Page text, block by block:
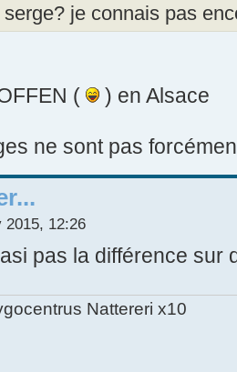
je connais pas
( ) en Alsace
ne sont pas
2015, 12:26
pas la différence sur
Nattereri x10